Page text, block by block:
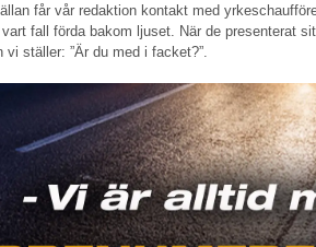
får vår redaktion kontakt med
fall förda bakom ljuset. När de presenterat
vi ställer: ”Är du med i facket?”.